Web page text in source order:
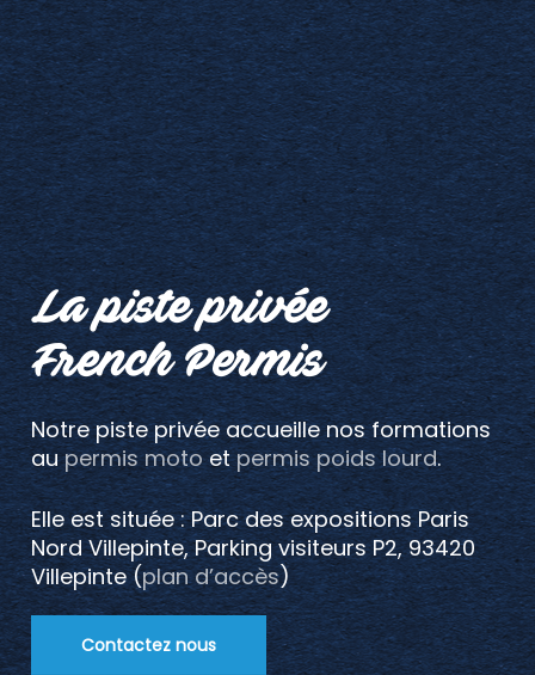
La piste privée
French Permis
Notre piste privée accueille nos formations
aupermis motoetpermis poids lourd.
Elle est située : Parc des expositions Paris
Nord Villepinte, Parking visiteurs P2, 93420
Villepinte (plan d’accès)
Contactez nous